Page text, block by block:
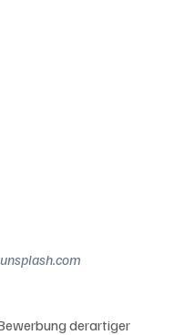
derartiger